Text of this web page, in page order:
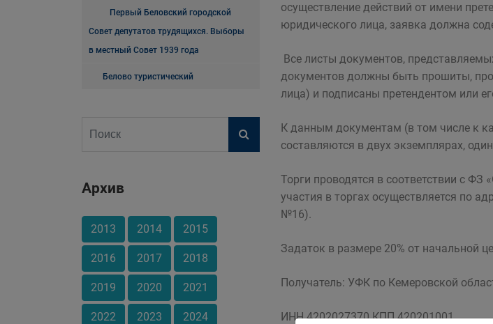
Первый Беловский городской
Совет депутатов трудящихся. Выборы
в местный Совет 1939 года
Белово туристический
Архив
2013 2014 2015
2016 2017 2018
2019 2020 2021
2022 2023 2024
осуществление действий от имени
юридического лица, заявка должна
Все листы документов,
документов должны быть прошиты,
лица) и подписаны претендентом или
К данным документам (в том числе к
составляются в двух экземплярах,
Торги проводятся в соответствии с
участия в торгах осуществляется по
№16).
Задаток в размере 20% от начальной
Получатель: УФК по Кемеровской
ИНН 4202027370 КПП 420201001